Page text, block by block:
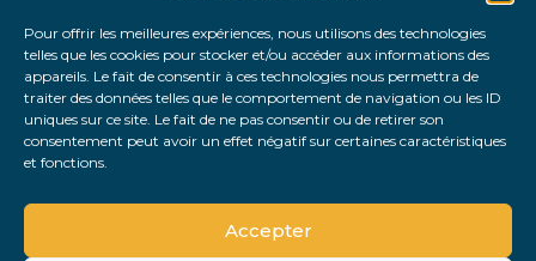
Pour offrir les meilleures expériences, nous utilisons des technologies
telles que les cookies pour stocker et/ou accéder aux informations des
appareils. Le fait de consentir à ces technologies nous permettra de
traiter des données telles que le comportement de navigation ou les ID
uniques sur ce site. Le fait de ne pas consentir ou de retirer son
consentement peut avoir un effet négatif sur certaines caractéristiques
et fonctions.
Accepter
FaceBook
TwitterLinkedIn